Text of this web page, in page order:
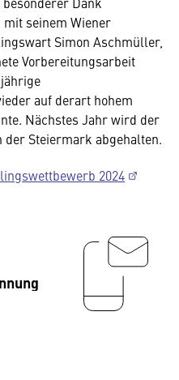
seinem Wiener
Simon Aschmüller,
Vorbereitungsarbeit
auf derart hohem
Nächstes Jahr wird der
Steiermark abgehalten.
2024